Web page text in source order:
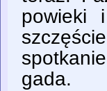
powieki
gada.